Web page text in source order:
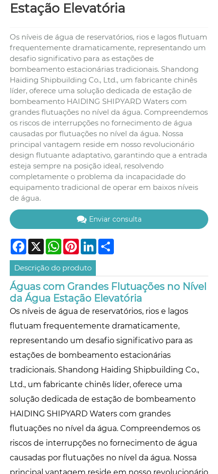
Estação Elevatória
Os níveis de água de reservatórios, rios e lagos flutuam
frequentemente dramaticamente, representando um
desafio significativo para as estações de
bombeamento estacionárias tradicionais. Shandong
Haiding Shipbuilding Co., Ltd., um fabricante chinês
líder, oferece uma solução dedicada de estação de
bombeamento HAIDING SHIPYARD Waters com
grandes flutuações no nível da água. Compreendemos
os riscos de interrupções no fornecimento de água
causadas por flutuações no nível da água. Nossa
principal vantagem reside em nosso revolucionário
design flutuante adaptativo, garantindo que a entrada
esteja sempre na posição ideal, resolvendo
completamente o problema da incapacidade do
equipamento tradicional de operar em baixos níveis
de água.
Enviar consulta
Facebook
X WhatsApp
PinterestLinkedIn
Descrição do produto
Águas com Grandes Flutuações no Nível
da Água Estação Elevatória
Os níveis de água de reservatórios, rios e lagos
flutuam frequentemente dramaticamente,
representando um desafio significativo para as
estações de bombeamento estacionárias
tradicionais. Shandong Haiding Shipbuilding Co.,
Ltd., um fabricante chinês líder, oferece uma
solução dedicada de estação de bombeamento
HAIDING SHIPYARD Waters com grandes
flutuações no nível da água. Compreendemos os
riscos de interrupções no fornecimento de água
causadas por flutuações no nível da água. Nossa
principal vantagem reside em nosso revolucionário